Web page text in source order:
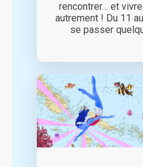
rencontrer… et
autrement ! Du 11
se passer